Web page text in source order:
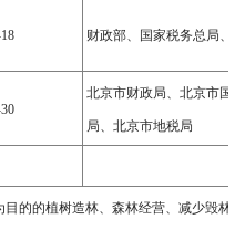
财政部、国家税务总局
北京市财政局、北京市
局、北京市地税局
目的的植树造林、森林经营、减少毁